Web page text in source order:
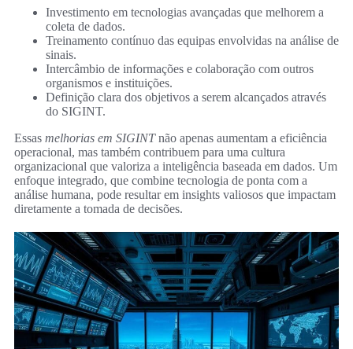
Investimento em tecnologias avançadas que melhorem a
coleta de dados.
Treinamento contínuo das equipas envolvidas na análise de
sinais.
Intercâmbio de informações e colaboração com outros
organismos e instituições.
Definição clara dos objetivos a serem alcançados através
do SIGINT.
Essas melhorias em SIGINTnão apenas aumentam a eficiência
operacional, mas também contribuem para uma cultura
organizacional que valoriza a inteligência baseada em dados. Um
enfoque integrado, que combine tecnologia de ponta com a
análise humana, pode resultar em insights valiosos que impactam
diretamente a tomada de decisões.